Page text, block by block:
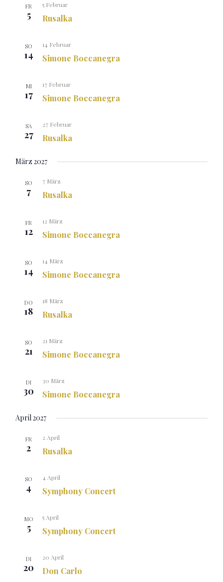
FR
5 Rusalka
5 Februar
SO
14 Simone Boccanegra
14 Februar
MI
17 Simone Boccanegra
17 Februar
SA
27 Rusalka
27 Februar
März 2027
SO
7 Rusalka
7 März
FR
12 Simone Boccanegra
12 März
SO
14 Simone Boccanegra
14 März
DO
18 Rusalka
18 März
SO
21 Simone Boccanegra
21 März
DI
30 Simone Boccanegra
30 März
April 2027
FR
2 Rusalka
2 April
SO
4 Symphony Concert
4 April
MO
5 Symphony Concert
5 April
DI
20 Don Carlo
20 April